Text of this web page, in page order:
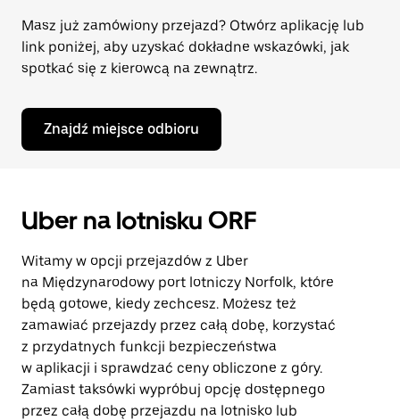
Masz już zamówiony przejazd? Otwórz aplikację lub
link poniżej, aby uzyskać dokładne wskazówki, jak
spotkać się z kierowcą na zewnątrz.
Znajdź miejsce odbioru
Uber na lotnisku ORF
Witamy w opcji przejazdów z Uber
na Międzynarodowy port lotniczy Norfolk, które
będą gotowe, kiedy zechcesz. Możesz też
zamawiać przejazdy przez całą dobę, korzystać
z przydatnych funkcji bezpieczeństwa
w aplikacji i sprawdzać ceny obliczone z góry.
Zamiast taksówki wypróbuj opcję dostępnego
przez całą dobę przejazdu na lotnisko lub